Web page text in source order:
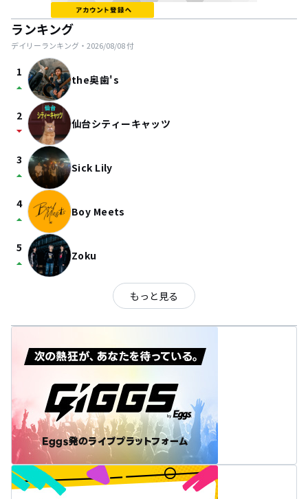
ランキング
デイリーランキング・ 2026/08/08付
1
arrow_drop_up the奥歯's
2
arrow_drop_down 仙台シティーキャッツ
3
arrow_drop_up Sick Lily
4
arrow_drop_up Boy Meets
5
arrow_drop_up Zoku
もっと見る